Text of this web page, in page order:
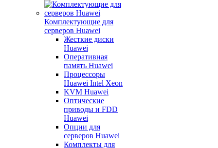
Комплектующие для
серверов Huawei
Жесткие диски
Huawei
Оперативная
память Huawei
Процессоры
Huawei Intel Xeon
KVM Huawei
Оптические
приводы и FDD
Huawei
Опции для
серверов Huawei
Комплекты для